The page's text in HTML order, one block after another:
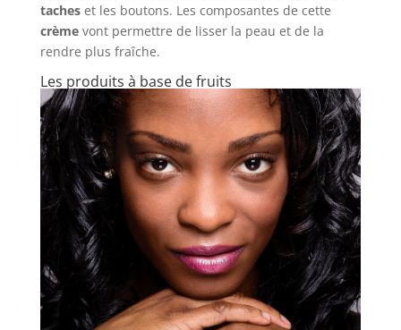
tacheset les boutons. Les composantes de cette
crèmevont permettre de lisser la peau et de la
rendre plus fraîche.
Les produits à base de fruits